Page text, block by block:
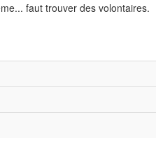
faut trouver des volontaires.